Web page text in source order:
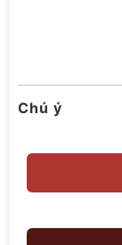
Chú ý